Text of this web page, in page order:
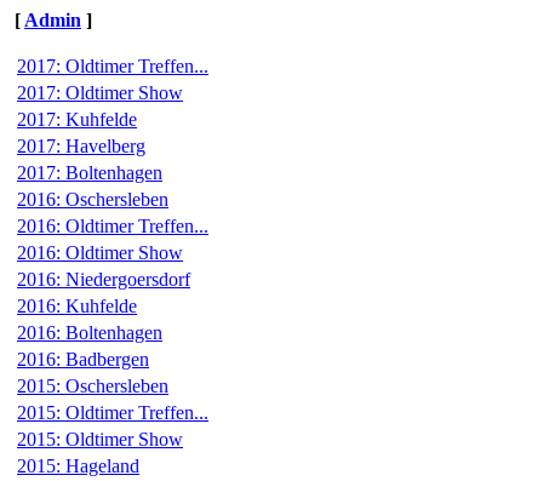
[ Admin ]
2017: Oldtimer Treffen...
2017: Oldtimer Show
2017: Kuhfelde
2017: Havelberg
2017: Boltenhagen
2016: Oschersleben
2016: Oldtimer Treffen...
2016: Oldtimer Show
2016: Niedergoersdorf
2016: Kuhfelde
2016: Boltenhagen
2016: Badbergen
2015: Oschersleben
2015: Oldtimer Treffen...
2015: Oldtimer Show
2015: Hageland